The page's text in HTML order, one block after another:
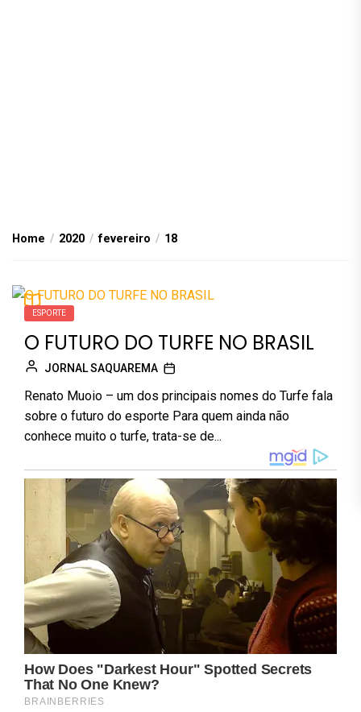
Home 2020 fevereiro 18
ESPORTE
O FUTURO DO TURFE NO BRASIL
JORNAL SAQUAREMA
Renato Muoio – um dos principais nomes do Turfe fala
sobre o futuro do esporte Para quem ainda não
conhece muito o turfe, trata-se de...